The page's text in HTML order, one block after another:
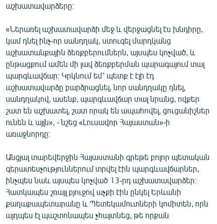
աշխատավարձերը։
«Ներառել աշխատավարձի մեջ և վերջացնել էս խնդիրը,
կամ դնել ինչ-որ սանդղակ, ստուգել մարդկանց
աշխատանքային ձեռքբերումներն, այսպես կոչված, և
ընթացքում ամեն մի լավ ձեռքբերման պարագայում տալ
պարգևավճար։ Կրկնում եմ՝ պետք է էլի էդ
աշխատավարձը բարձրացնել, նոր սանդղակը դնել,
սանդղակով, ասենք, պարգևավճար տալ նրանց, ովքեր
շատ են աշխատել, շատ որակ են ապահովել, ցուցանիշներ
ունեն և այլն», - նշեց «Լուսավոր Հայաստան»-ի
առաջնորդը։
Անցյալ տարեվերջին Հայաստանի գրեթե բոլոր պետական
գերատեսչություններում տրվել էին պարգևավճարներ,
ինչպես նաև այսպես կոչված 13-րդ աշխատավարձեր։
Հատկապես շռայլ բյուջով աչքի էին ընկել Երևանի
քաղաքապետարանը և Պետեկամուտների կոմիտեն, որն
այդպես էլ պաշտոնապես չհայտնեց, թե որքան